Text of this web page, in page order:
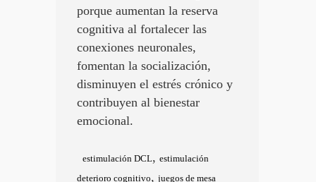
porque aumentan la reserva
cognitiva al fortalecer las
conexiones neuronales,
fomentan la socialización,
disminuyen el estrés crónico y
contribuyen al bienestar
emocional.
estimulación DCL, estimulación
deterioro cognitivo, juegos de mesa